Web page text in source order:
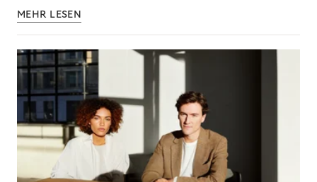
MEHR LESEN